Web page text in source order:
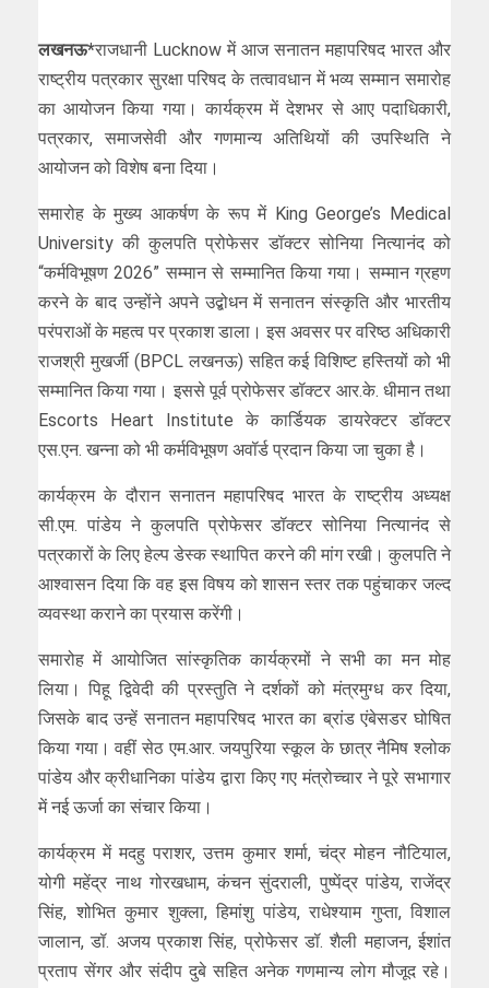
लखनऊ*राजधानी Lucknow में आज सनातन महापरिषद भारत और
राष्ट्रीय पत्रकार सुरक्षा परिषद के तत्वावधान में भव्य सम्मान समारोह
का आयोजन किया गया। कार्यक्रम में देशभर से आए पदाधिकारी,
पत्रकार, समाजसेवी और गणमान्य अतिथियों की उपस्थिति ने
आयोजन को विशेष बना दिया।
समारोह के मुख्य आकर्षण के रूप में King George’s Medical
University की कुलपति प्रोफेसर डॉक्टर सोनिया नित्यानंद को
“कर्मविभूषण 2026” सम्मान से सम्मानित किया गया। सम्मान ग्रहण
करने के बाद उन्होंने अपने उद्बोधन में सनातन संस्कृति और भारतीय
परंपराओं के महत्व पर प्रकाश डाला। इस अवसर पर वरिष्ठ अधिकारी
राजश्री मुखर्जी (BPCL लखनऊ) सहित कई विशिष्ट हस्तियों को भी
सम्मानित किया गया। इससे पूर्व प्रोफेसर डॉक्टर आर.के. धीमान तथा
Escorts Heart Institute के कार्डियक डायरेक्टर डॉक्टर
एस.एन. खन्ना को भी कर्मविभूषण अवॉर्ड प्रदान किया जा चुका है।
कार्यक्रम के दौरान सनातन महापरिषद भारत के राष्ट्रीय अध्यक्ष
सी.एम. पांडेय ने कुलपति प्रोफेसर डॉक्टर सोनिया नित्यानंद से
पत्रकारों के लिए हेल्प डेस्क स्थापित करने की मांग रखी। कुलपति ने
आश्वासन दिया कि वह इस विषय को शासन स्तर तक पहुंचाकर जल्द
व्यवस्था कराने का प्रयास करेंगी।
समारोह में आयोजित सांस्कृतिक कार्यक्रमों ने सभी का मन मोह
लिया। पिहू द्विवेदी की प्रस्तुति ने दर्शकों को मंत्रमुग्ध कर दिया,
जिसके बाद उन्हें सनातन महापरिषद भारत का ब्रांड एंबेसडर घोषित
किया गया। वहीं सेठ एम.आर. जयपुरिया स्कूल के छात्र नैमिष श्लोक
पांडेय और क्रीधानिका पांडेय द्वारा किए गए मंत्रोच्चार ने पूरे सभागार
में नई ऊर्जा का संचार किया।
कार्यक्रम में मदहु पराशर, उत्तम कुमार शर्मा, चंद्र मोहन नौटियाल,
योगी महेंद्र नाथ गोरखधाम, कंचन सुंदराली, पुष्पेंद्र पांडेय, राजेंद्र
सिंह, शोभित कुमार शुक्ला, हिमांशु पांडेय, राधेश्याम गुप्ता, विशाल
जालान, डॉ. अजय प्रकाश सिंह, प्रोफेसर डॉ. शैली महाजन, ईशांत
प्रताप सेंगर और संदीप दुबे सहित अनेक गणमान्य लोग मौजूद रहे।